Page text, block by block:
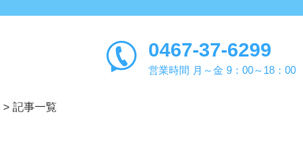
0467-37-6299
営業時間 月～金 9：00～18：00
> 記事一覧